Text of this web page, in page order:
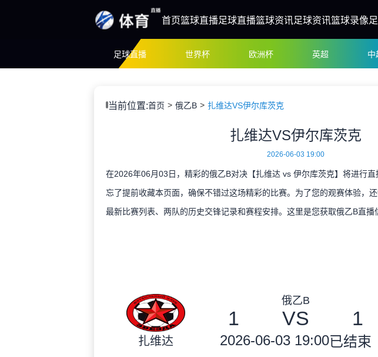
首页篮球直播足球直播篮球资讯足球资讯篮球录像
足球直播 世界杯 欧洲杯 英超 中
当前位置:首页 俄乙B 扎维达VS伊尔库茨克
扎维达VS伊尔库茨克
2026-06-03 19:00
在2026年06月03日，精彩的俄乙B对决【扎维达 vs 伊尔库茨克】将进行直
忘了提前收藏本页面，确保不错过这场精彩的比赛。为了您的观赛体验，
最新比赛列表、两队的历史交锋记录和赛程安排。这里是您获取俄乙B直播
扎维达
俄乙B
1 VS 1
2026-06-03 19:00已结束